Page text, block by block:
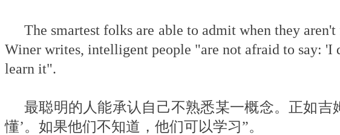
The smartest folks are able to admit when they
Winer writes, intelligent people "are not afraid to say: 'I
learn it".
最聪明的人能承认自己不熟悉某一概念。正如吉
懂’。如果他们不知道，他们可以学习”。